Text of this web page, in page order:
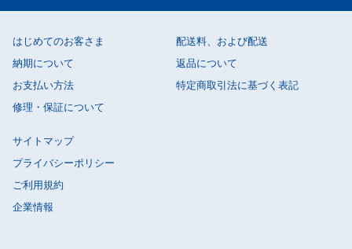
はじめてのお客さま
納期について
お支払い方法
修理・保証について
配送料、および配送
返品について
特定商取引法に基づく表記
サイトマップ
プライバシーポリシー
ご利用規約
企業情報